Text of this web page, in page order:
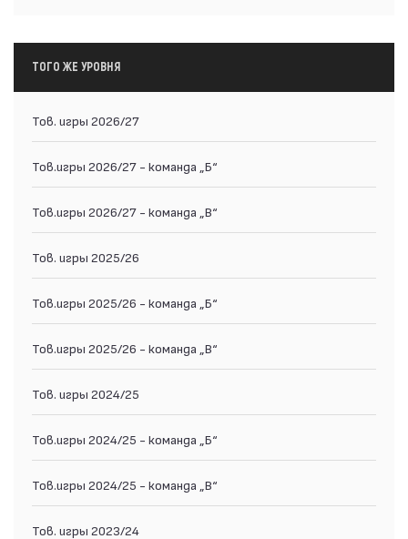
ТОГО ЖЕ УРОВНЯ
Тов. игры 2026/27
Тов.игры 2026/27 - команда „Б“
Тов.игры 2026/27 - команда „В“
Тов. игры 2025/26
Тов.игры 2025/26 - команда „Б“
Тов.игры 2025/26 - команда „В“
Тов. игры 2024/25
Тов.игры 2024/25 - команда „Б“
Тов.игры 2024/25 - команда „В“
Тов. игры 2023/24